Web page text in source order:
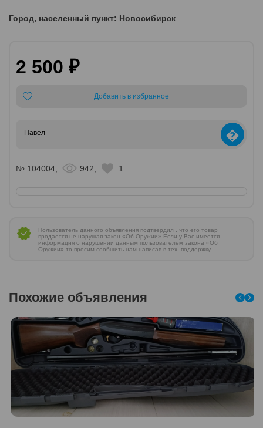
Город, населенный пункт: Новосибирск
2 500 ₽
Добавить в избранное
Павел �
№ 104004, 942, 1
Пользователь данного объявления подтвердил , что его товар
продается не нарушая закон «Об Оружии» Если у Вас имеется
информация о нарушении данным пользователем закона «Об
Оружии» то просим сообщить нам написав в тех. поддержку
Похожие объявления